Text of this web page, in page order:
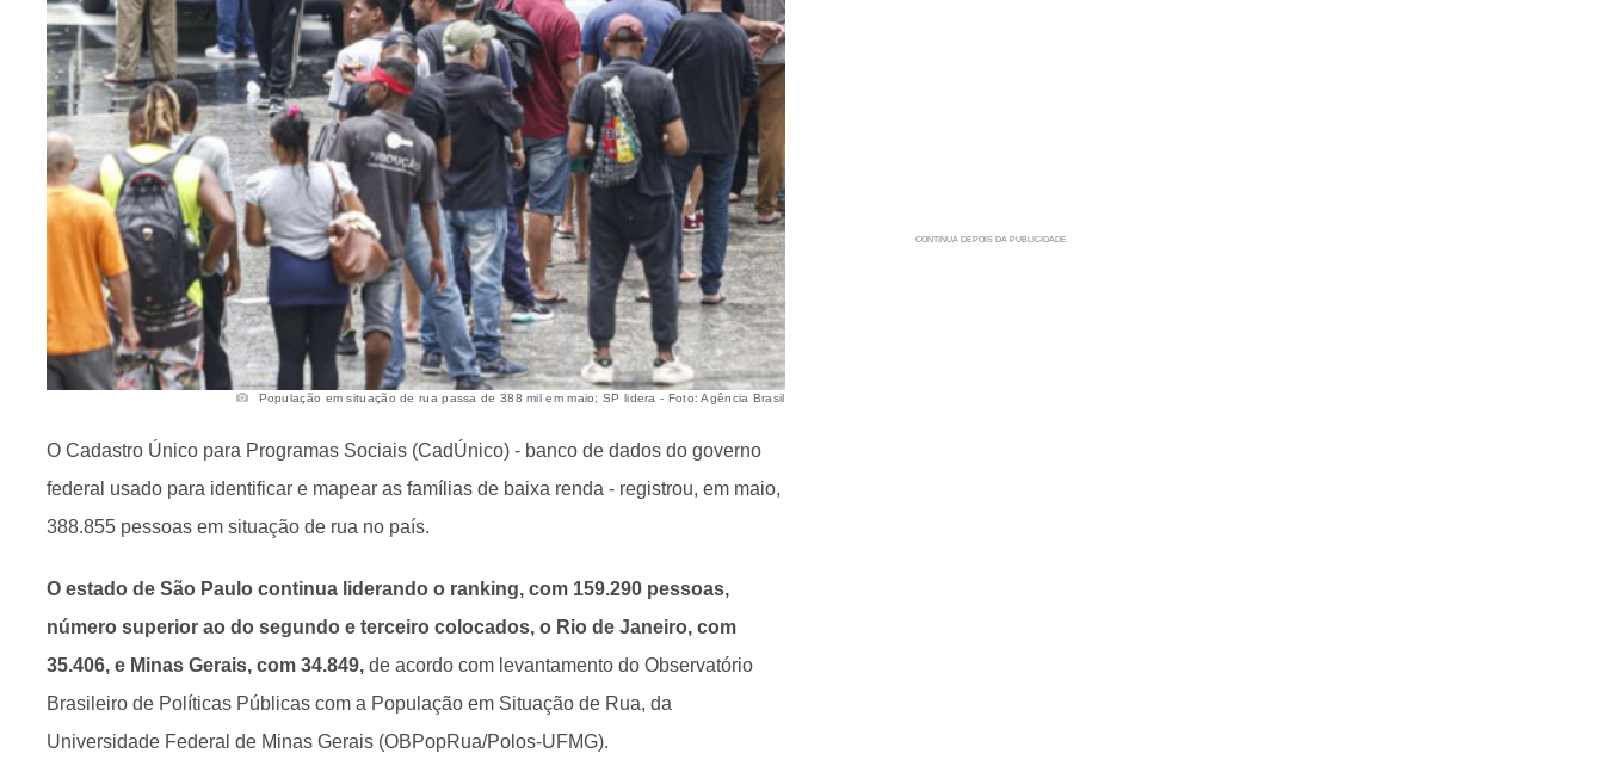
População em situação de rua passa de 388 mil em maio; SP lidera - Foto: Agência Brasil
O Cadastro Único para Programas Sociais (CadÚnico) - banco de dados do governo
federal usado para identificar e mapear as famílias de baixa renda - registrou, em maio,
388.855 pessoas em situação de rua no país.
O estado de São Paulo continua liderando o ranking, com 159.290 pessoas,
número superior ao do segundo e terceiro colocados, o Rio de Janeiro, com
35.406, e Minas Gerais, com 34.849, de acordo com levantamento do Observatório
Brasileiro de Políticas Públicas com a População em Situação de Rua, da
Universidade Federal de Minas Gerais (OBPopRua/Polos-UFMG).